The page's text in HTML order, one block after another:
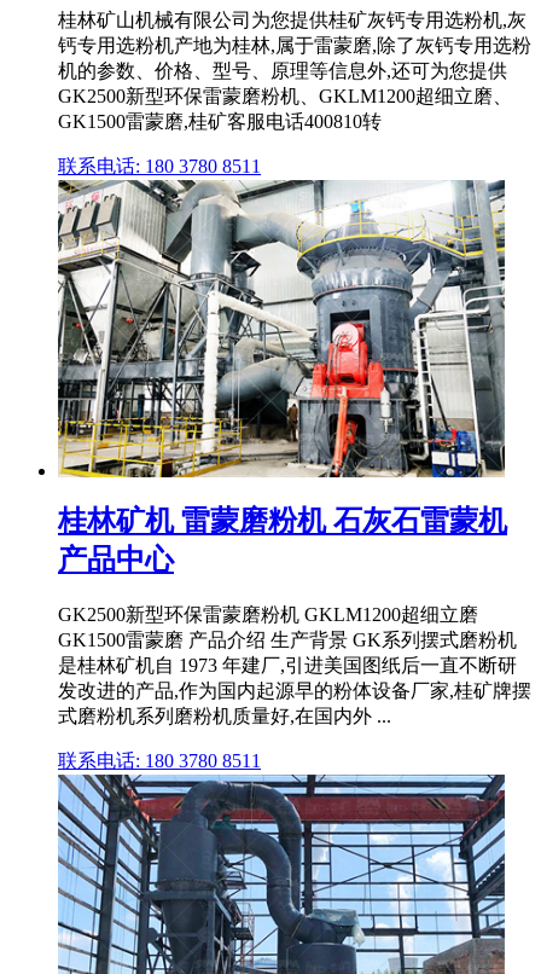
桂林矿山机械有限公司为您提供桂矿灰钙专用选粉机,灰
钙专用选粉机产地为桂林,属于雷蒙磨,除了灰钙专用选粉
机的参数、价格、型号、原理等信息外,还可为您提供
GK2500新型环保雷蒙磨粉机、GKLM1200超细立磨、
GK1500雷蒙磨,桂矿客服电话400810转
联系电话: 180 3780 8511
桂林矿机 雷蒙磨粉机 石灰石雷蒙机
产品中心
GK2500新型环保雷蒙磨粉机 GKLM1200超细立磨
GK1500雷蒙磨 产品介绍 生产背景 GK系列摆式磨粉机
是桂林矿机自 1973 年建厂,引进美国图纸后一直不断研
发改进的产品,作为国内起源早的粉体设备厂家,桂矿牌摆
式磨粉机系列磨粉机质量好,在国内外 ...
联系电话: 180 3780 8511